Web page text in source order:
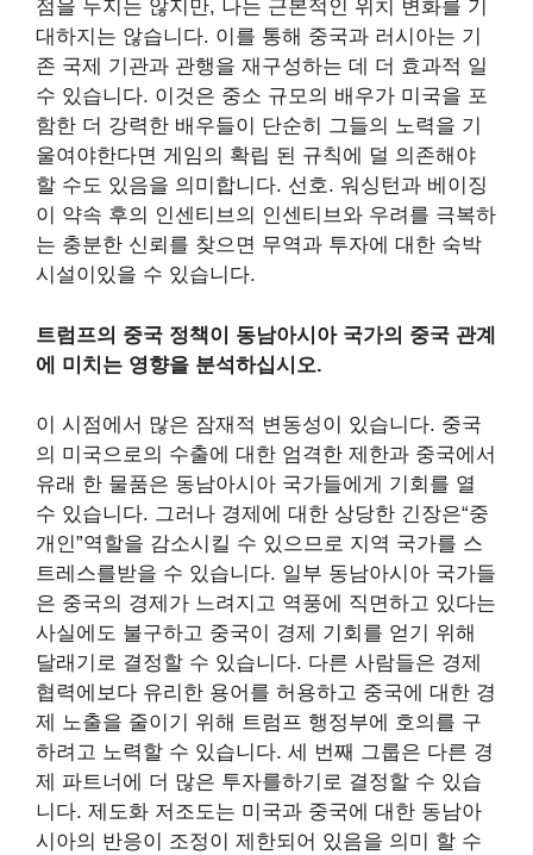
점을 두지는 않지만, 나는 근본적인 위치 변화를 기
대하지는 않습니다. 이를 통해 중국과 러시아는 기
존 국제 기관과 관행을 재구성하는 데 더 효과적 일
수 있습니다. 이것은 중소 규모의 배우가 미국을 포
함한 더 강력한 배우들이 단순히 그들의 노력을 기
울여야한다면 게임의 확립 된 규칙에 덜 의존해야
할 수도 있음을 의미합니다. 선호. 워싱턴과 베이징
이 약속 후의 인센티브의 인센티브와 우려를 극복하
는 충분한 신뢰를 찾으면 무역과 투자에 대한 숙박
시설이있을 수 있습니다.
트럼프의 중국 정책이 동남아시아 국가의 중국 관계
에 미치는 영향을 분석하십시오.
이 시점에서 많은 잠재적 변동성이 있습니다. 중국
의 미국으로의 수출에 대한 엄격한 제한과 중국에서
유래 한 물품은 동남아시아 국가들에게 기회를 열
수 있습니다. 그러나 경제에 대한 상당한 긴장은“중
개인”역할을 감소시킬 수 있으므로 지역 국가를 스
트레스를받을 수 있습니다. 일부 동남아시아 국가들
은 중국의 경제가 느려지고 역풍에 직면하고 있다는
사실에도 불구하고 중국이 경제 기회를 얻기 위해
달래기로 결정할 수 있습니다. 다른 사람들은 경제
협력에보다 유리한 용어를 허용하고 중국에 대한 경
제 노출을 줄이기 위해 트럼프 행정부에 호의를 구
하려고 노력할 수 있습니다. 세 번째 그룹은 다른 경
제 파트너에 더 많은 투자를하기로 결정할 수 있습
니다. 제도화 저조도는 미국과 중국에 대한 동남아
시아의 반응이 조정이 제한되어 있음을 의미 할 수